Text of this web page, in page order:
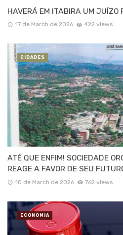
HAVERÁ EM ITABIRA UM JUÍZO
17 de March de 2026 422 views
ATÉ QUE ENFIM! SOCIEDADE
REAGE A FAVOR DE SEU
10 de March de 2026 762 views
CIDADES
ECONOMIA